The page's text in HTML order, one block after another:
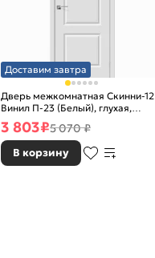
Доставим завтра
Дверь межкомнатная Скинни-12
Винил П-23 (Белый), глухая,
скиновая
3 803₽5 070 ₽
В корзину